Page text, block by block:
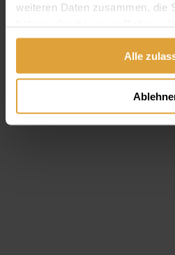
weiteren Daten zusammen, die
haben oder die sie im Rahmen
gesammelt haben.
Alle
Weiterlesen